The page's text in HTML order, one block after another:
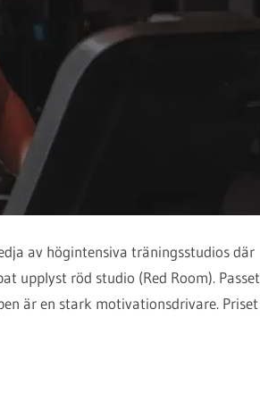
av högintensiva träningsstudios där
upplyst röd studio (Red Room). Passet
är en stark motivationsdrivare. Priset